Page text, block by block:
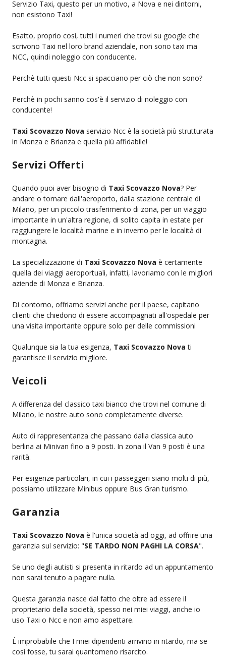
Servizio Taxi, questo per un motivo, a Nova e nei dintorni,
non esistono Taxi!
Esatto, proprio così, tutti i numeri che trovi su google che
scrivono Taxi nel loro brand aziendale, non sono taxi ma
NCC, quindi noleggio con conducente.
Perchè tutti questi Ncc si spacciano per ciò che non sono?
Perchè in pochi sanno cos'è il servizio di noleggio con
conducente!
Taxi Scovazzo Nova servizio Ncc è la società più strutturata
in Monza e Brianza e quella più affidabile!
Servizi Offerti
Quando puoi aver bisogno di Taxi Scovazzo Nova? Per
andare o tornare dall'aeroporto, dalla stazione centrale di
Milano, per un piccolo trasferimento di zona, per un viaggio
importante in un'altra regione, di solito capita in estate per
raggiungere le località marine e in inverno per le località di
montagna.
La specializzazione di Taxi Scovazzo Nova è certamente
quella dei viaggi aeroportuali, infatti, lavoriamo con le migliori
aziende di Monza e Brianza.
Di contorno, offriamo servizi anche per il paese, capitano
clienti che chiedono di essere accompagnati all'ospedale per
una visita importante oppure solo per delle commissioni
Qualunque sia la tua esigenza, Taxi Scovazzo Nova ti
garantisce il servizio migliore.
Veicoli
A differenza del classico taxi bianco che trovi nel comune di
Milano, le nostre auto sono completamente diverse.
Auto di rappresentanza che passano dalla classica auto
berlina ai Minivan fino a 9 posti. In zona il Van 9 posti è una
rarità.
Per esigenze particolari, in cui i passeggeri siano molti di più,
possiamo utilizzare Minibus oppure Bus Gran turismo.
Garanzia
Taxi Scovazzo Nova è l'unica società ad oggi, ad offrire una
garanzia sul servizio: "SE TARDO NON PAGHI LA CORSA".
Se uno degli autisti si presenta in ritardo ad un appuntamento
non sarai tenuto a pagare nulla.
Questa garanzia nasce dal fatto che oltre ad essere il
proprietario della società, spesso nei miei viaggi, anche io
uso Taxi o Ncc e non amo aspettare.
È improbabile che I miei dipendenti arrivino in ritardo, ma se
così fosse, tu sarai quantomeno risarcito.